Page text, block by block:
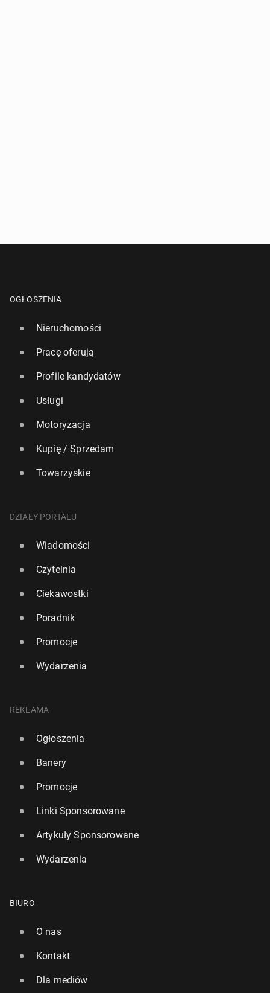
OGŁOSZENIA
Nieruchomości
Pracę oferują
Profile kandydatów
Usługi
Motoryzacja
Kupię / Sprzedam
Towarzyskie
DZIAŁY PORTALU
Wiadomości
Czytelnia
Ciekawostki
Poradnik
Promocje
Wydarzenia
REKLAMA
Ogłoszenia
Banery
Promocje
Linki Sponsorowane
Artykuły Sponsorowane
Wydarzenia
BIURO
O nas
Kontakt
Dla mediów